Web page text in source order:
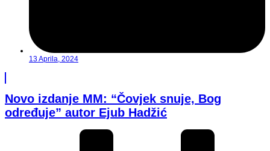
13 Aprila, 2024
Novo izdanje MM: “Čovjek snuje, Bog
određuje” autor Ejub Hadžić